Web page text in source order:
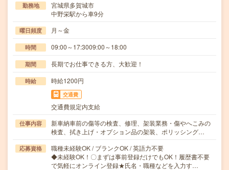
勤務地
宮城県多賀城市
中野栄駅から車9分
曜日頻度 月～金
時間 09:00～17:3009:00～18:00
期間 長期でお仕事できる方、大歓迎！
時給 時給1200円
交通費
交通費規定内支給
仕事内容
新車納車前の傷等の検査、修理、架装業務・傷やへこみの
検査、拭き上げ・オプション品の架装、ポリッシング…
応募資格
職種未経験OK / ブランクOK / 英語力不要
◆未経験OK！〇まずは事前登録だけでもOK！履歴書不要
で気軽にオンライン登録★氏名・職種などを入力す…